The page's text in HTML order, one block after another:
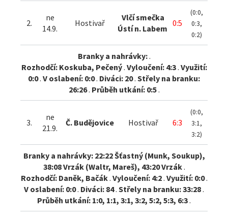
2.
ne
14.9.
Hostivař
Vlčí smečka
Ústí n. Labem
0:5
(0:0,
0:3,
0:2)
Branky a nahrávky:.
Rozhodčí: Koskuba, Pečený. Vyloučení: 4:3. Využití:
0:0. V oslabení: 0:0. Diváci: 20. Střely na branku:
26:26. Průběh utkání: 0:5.
3.
ne
21.9.
Č. Budějovice Hostivař 6:3
(0:0,
3:1,
3:2)
Branky a nahrávky: 22:22 Šťastný (Munk, Soukup),
38:08 Vrzák (Waltr, Mareš), 43:20 Vrzák.
Rozhodčí: Daněk, Bačák. Vyloučení: 4:2. Využití: 0:0.
V oslabení: 0:0. Diváci: 84. Střely na branku: 33:28.
Průběh utkání: 1:0, 1:1, 3:1, 3:2, 5:2, 5:3, 6:3.